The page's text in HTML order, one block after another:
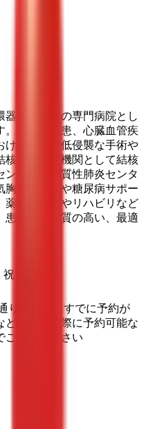
・呼吸器の専門病院とし
。循環器疾患、心臓血管疾
ける高度で低侵襲な手術や
核指定医療機関として結核
ンター、間質性肺炎センタ
胸センターや糖尿病サポー
薬剤、栄養やリハビリなど
患者さんに質の高い、最適
祝
りですが、すでに予約が
どにより実際に予約可能な
ご了承ください